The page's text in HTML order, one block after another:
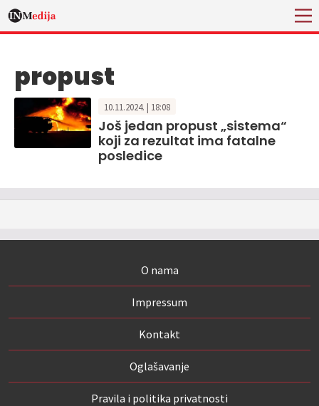
propust
10.11.2024. | 18:08
Još jedan propust „sistema“
koji za rezultat ima fatalne
posledice
O nama
Impressum
Kontakt
Oglašavanje
Pravila i politika privatnosti